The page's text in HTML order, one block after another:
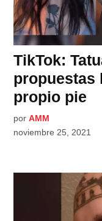
TikTok:
propuestas
propio pie
por AMM
noviembre 25, 2021